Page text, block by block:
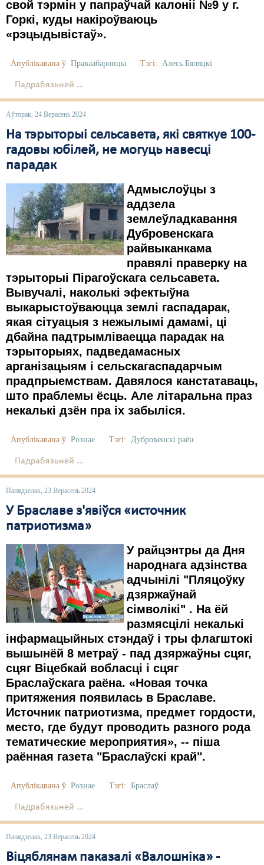
свой тэрмін у папраўчай калоніі №9 у г.
Горкі, куды накіроўваюць
«рэцыдывістаў».
Апублікавана ў Праваабаронцы Тэгі: Алесь Бяляцкі
Падрабязьней ...
Аўторак, 24 Верасень 2024
На тэрыторыі сельсавета, які святкуе 100-
гадовы юбілей, не могуць навесці
парадак
Адмыслоўцы з
аддзела
землеўладкавання
Дубровенскага
райвыканкама
правялі праверку на
тэрыторыі Пірагоўскага сельсавета.
Вывучалі, наколькі эфектыўна
выкарыстоўваюцца землі гаспадарак,
якая сітуацыя з нежылымі дамамі, ці
дбайна падтрымліваецца парадак на
тэрыторыях, падведамасных
арганізацыям і сельскагаспадарчым
прадпрыемствам. Давялося канстатаваць,
што праблемы ёсць. Але літаральна праз
некалькі дзён пра іх забыліся.
Апублікавана ў Рознае Тэгі: Дубровенскі раён
Падрабязьней ...
Панядзелак, 23 Верасень 2024
У Браславе з'явіўся «источник
патриотизма»
У райцэнтры да Дня
народнага адзінства
адчынілі "Пляцоўку
дзяржаўнай
сімволікі" . На ёй
размясцілі некалькі
інфармацыйных стэндаў і тры флагштокі
вышынёй 8 метраў - пад дзяржаўны сцяг,
сцяг Віцебкай вобласці і сцяг
Браслаўскага раёна. «Новая точка
притяжения появилась в Браславе.
Источник патриотизма, предмет гордости,
место, где будут проводить разного рода
тематические мероприятия», -- піша
раённая газета "Браслаўскі край".
Апублікавана ў Рознае Тэгі: Браслаў
Падрабязьней ...
Панядзелак, 23 Верасень 2024
Віцяблянам паказалі «Валошніка» -